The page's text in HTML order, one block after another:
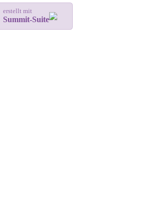
erstellt mit
Summit-Suite